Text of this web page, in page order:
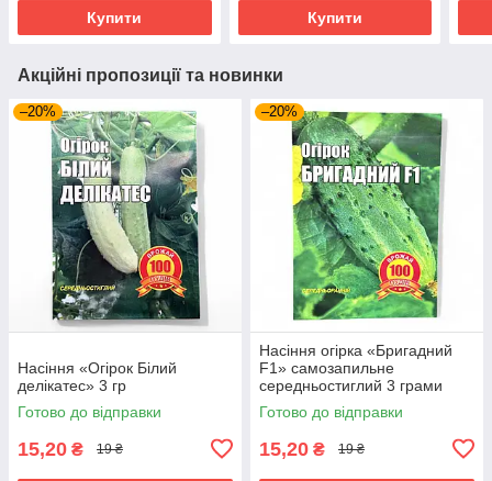
Купити Купити
Акційні пропозиції та новинки
–20%
Насіння «Огірок Білий
делікатес» 3 гр
Готово до відправки
15,20 ₴ 19 ₴
–20%
Насіння огірка «Бригадний
F1» самозапильне
середньостиглий 3 грами
Готово до відправки
15,20 ₴ 19 ₴